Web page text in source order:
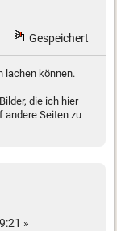
Gespeichert
lachen können.
die ich hier
andere Seiten zu
»